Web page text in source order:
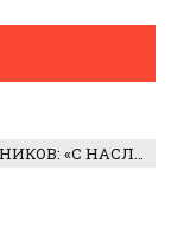
ГЛУХОЙ АКТЕР АЛЕКСАНДР СИДЕЛЬНИКОВ: «С НАСЛАЖДЕНИЕМ ИГРАЛ ОТРИЦАТЕЛЬНОГО ГЕРОЯ!»